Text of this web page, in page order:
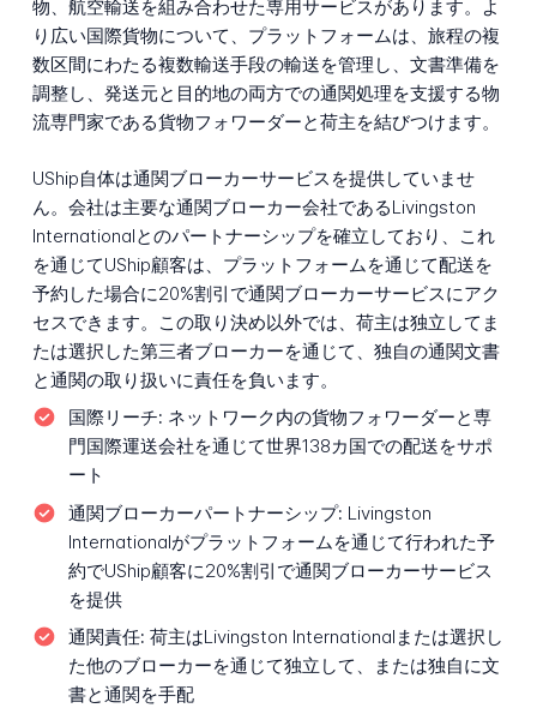
物、航空輸送を組み合わせた専用サービスがあります。よ
り広い国際貨物について、プラットフォームは、旅程の複
数区間にわたる複数輸送手段の輸送を管理し、文書準備を
調整し、発送元と目的地の両方での通関処理を支援する物
流専門家である貨物フォワーダーと荷主を結びつけます。
UShip自体は通関ブローカーサービスを提供していませ
ん。会社は主要な通関ブローカー会社であるLivingston
Internationalとのパートナーシップを確立しており、これ
を通じてUShip顧客は、プラットフォームを通じて配送を
予約した場合に20%割引で通関ブローカーサービスにアク
セスできます。この取り決め以外では、荷主は独立してま
たは選択した第三者ブローカーを通じて、独自の通関文書
と通関の取り扱いに責任を負います。
国際リーチ: ネットワーク内の貨物フォワーダーと専
門国際運送会社を通じて世界138カ国での配送をサポ
ート
通関ブローカーパートナーシップ: Livingston
Internationalがプラットフォームを通じて行われた予
約でUShip顧客に20%割引で通関ブローカーサービス
を提供
通関責任: 荷主はLivingston Internationalまたは選択し
た他のブローカーを通じて独立して、または独自に文
書と通関を手配